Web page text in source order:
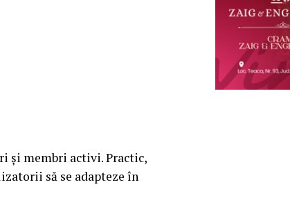
și membri activi. Practic,
să se adapteze în